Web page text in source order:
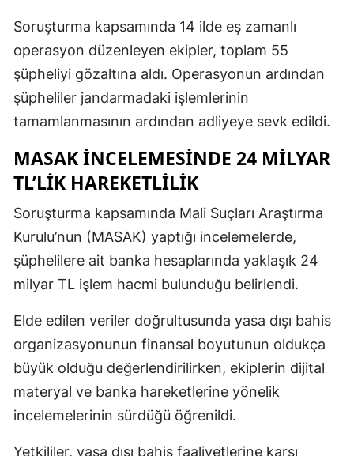
Soruşturma kapsamında 14 ilde eş zamanlı
operasyon düzenleyen ekipler, toplam 55
şüpheliyi gözaltına aldı. Operasyonun ardından
şüpheliler jandarmadaki işlemlerinin
tamamlanmasının ardından adliyeye sevk edildi.
MASAK İNCELEMESİNDE 24 MİLYAR
TL’LİK HAREKETLİLİK
Soruşturma kapsamında Mali Suçları Araştırma
Kurulu’nun (MASAK) yaptığı incelemelerde,
şüphelilere ait banka hesaplarında yaklaşık 24
milyar TL işlem hacmi bulunduğu belirlendi.
Elde edilen veriler doğrultusunda yasa dışı bahis
organizasyonunun finansal boyutunun oldukça
büyük olduğu değerlendirilirken, ekiplerin dijital
materyal ve banka hareketlerine yönelik
incelemelerinin sürdüğü öğrenildi.
Yetkililer, yasa dışı bahis faaliyetlerine karşı